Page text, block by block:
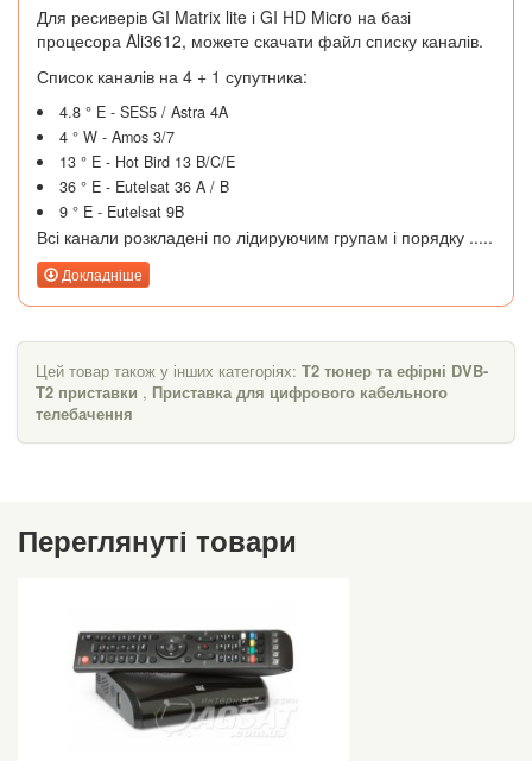
Для ресиверів GI Matrix lite і GI HD Micro на базі
процесора Ali3612, можете скачати файл списку каналів.
Список каналів на 4 + 1 супутника:
4.8 ° E - SES5 / Astra 4A
4 ° W - Amos 3/7
13 ° E - Hot Bird 13 B/C/E
36 ° E - Eutelsat 36 A / B
9 ° E - Eutelsat 9B
Всі канали розкладені по лідируючим групам і порядку .....
Докладніше
Цей товар також у інших категоріях: Т2 тюнер та ефірні DVB-
T2 приставки , Приставка для цифрового кабельного
телебачення
Переглянуті товари